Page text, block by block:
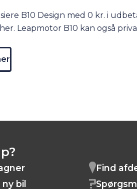
B10 Design med 0 kr. i
Leapmotor B10 kan også
Find
ny bil